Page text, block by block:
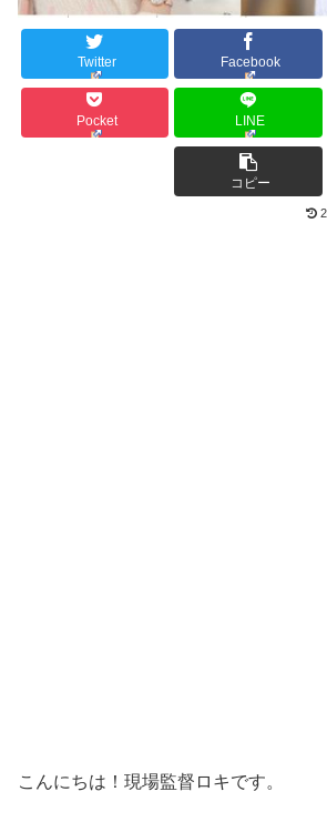
Twitter Facebook
Pocket LINE
コピー
こんにちは！現場監督ロキです。